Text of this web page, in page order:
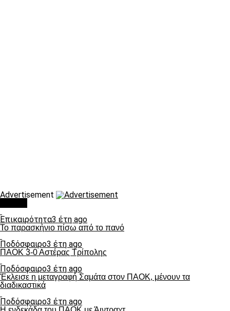
Advertisement
Επικαιρότητα3 έτη ago
Το παρασκήνιο πίσω από το πανό
Ποδόσφαιρο3 έτη ago
ΠΑΟΚ 3-0 Αστέρας Τρίπολης
Ποδόσφαιρο3 έτη ago
Έκλεισε η μεταγραφή Σαμάτα στον ΠΑΟΚ, μένουν τα
διαδικαστικά
Ποδόσφαιρο3 έτη ago